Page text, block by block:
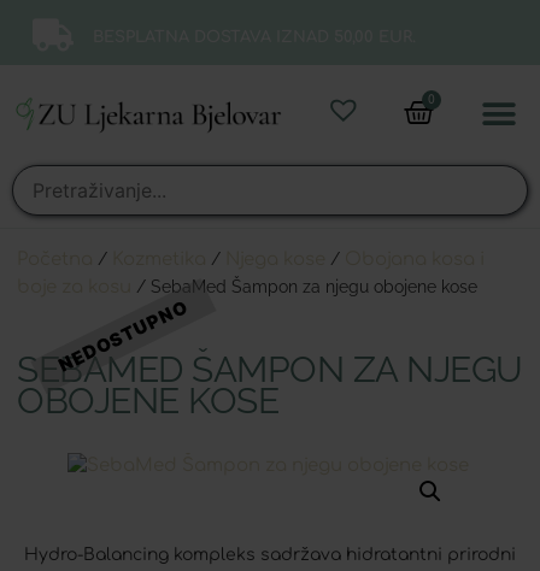
0
/ / /
/ SebaMed Šampon za njegu obojene kose
SEBAMED ŠAMPON ZA NJEGU
OBOJENE KOSE
Hydro-Balancing kompleks sadržava hidratantni prirodni